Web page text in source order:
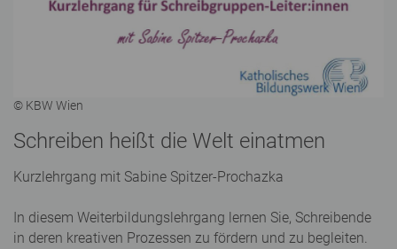
© KBW Wien
Schreiben heißt die Welt einatmen
Kurzlehrgang mit Sabine Spitzer-Prochazka
In diesem Weiterbildungslehrgang lernen Sie, Schreibende
in deren kreativen Prozessen zu fördern und zu begleiten.